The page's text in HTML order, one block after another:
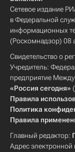
Сетевое издание
в Федеральной
информационных
(Роскомнадзор) 08
Свидетельство о
Учредитель:
предприятие
«Россия сегодня»
Правила
Политика
Правила
Главный редактор:
Адрес электронной